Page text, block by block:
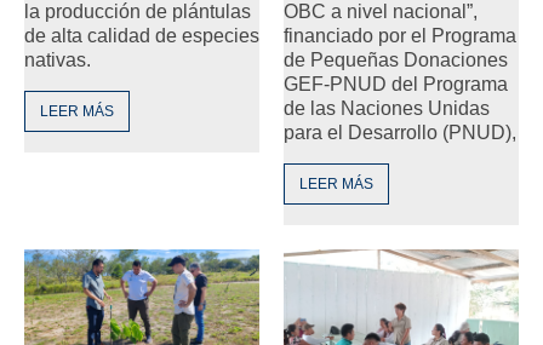
la producción de plántulas
de alta calidad de especies
nativas.
LEER MÁS
OBC a nivel nacional”,
financiado por el Programa
de Pequeñas Donaciones
GEF-PNUD del Programa
de las Naciones Unidas
para el Desarrollo (PNUD),
LEER MÁS